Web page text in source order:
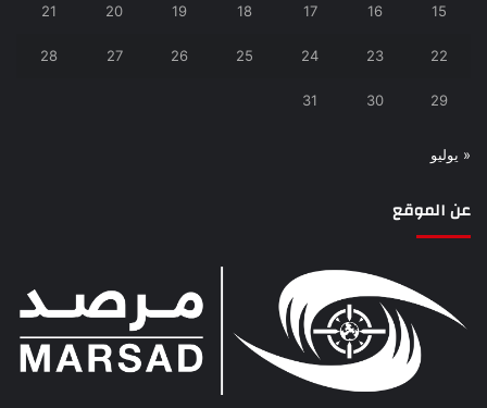
15
16
17
18
19
20
21
22
23
24
25
26
27
28
29
30
31
« يوليو
عن الموقع